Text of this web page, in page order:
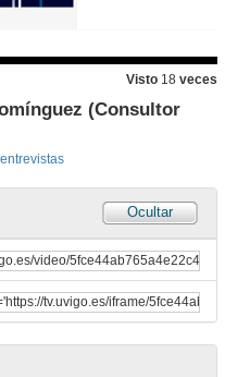
Visto 18 veces
(Consultor
Ocultar
de 2020
Entrevista a D. Juan Manuel Ferrer (ISA Sección Española)
de 2020
Entrevista a D. Francisco José Alférez (TETRA PAK)